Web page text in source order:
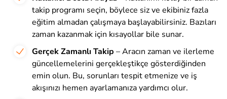
takip programı seçin, böylece siz ve ekibiniz fazla
eğitim almadan çalışmaya başlayabilirsiniz. Bazıları
zaman kazanmak için kısayollar bile sunar.
Gerçek Zamanlı Takip – Aracın zaman ve ilerleme
güncellemelerini gerçekleştikçe gösterdiğinden
emin olun. Bu, sorunları tespit etmenize ve iş
akışınızı hemen ayarlamanıza yardımcı olur.